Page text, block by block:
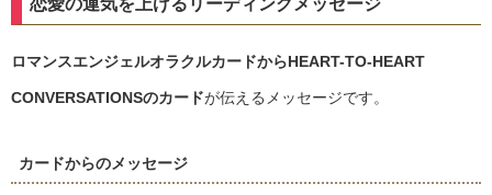
ロマンスエンジェルオラクルカードからHEART-TO-HEART
CONVERSATIONSのカードが伝えるメッセージです。
カードからのメッセージ